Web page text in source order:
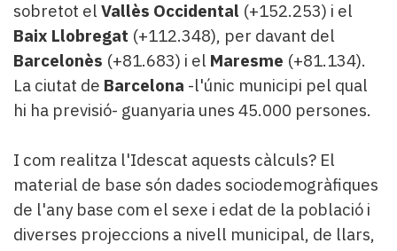
sobretot el Vallès Occidental (+152.253) i el
Baix Llobregat (+112.348), per davant del
Barcelonès (+81.683) i el Maresme (+81.134).
La ciutat de Barcelona -l'únic municipi pel qual
hi ha previsió- guanyaria unes 45.000 persones.
I com realitza l'Idescat aquests càlculs? El
material de base són dades sociodemogràfiques
de l'any base com el sexe i edat de la població i
diverses projeccions a nivell municipal, de llars,